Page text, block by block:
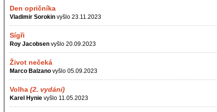
Den opričníka
Vladimir Sorokin vyšlo 23.11.2023
Sígři
Roy Jacobsen vyšlo 20.09.2023
Život nečeká
Marco Balzano vyšlo 05.09.2023
Volha (2. vydání)
Karel Hynie vyšlo 11.05.2023